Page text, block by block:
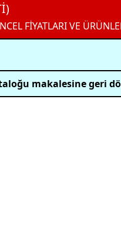
FİYATLARI VE
makalesine geri